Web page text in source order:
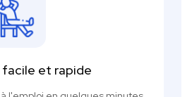
et rapide